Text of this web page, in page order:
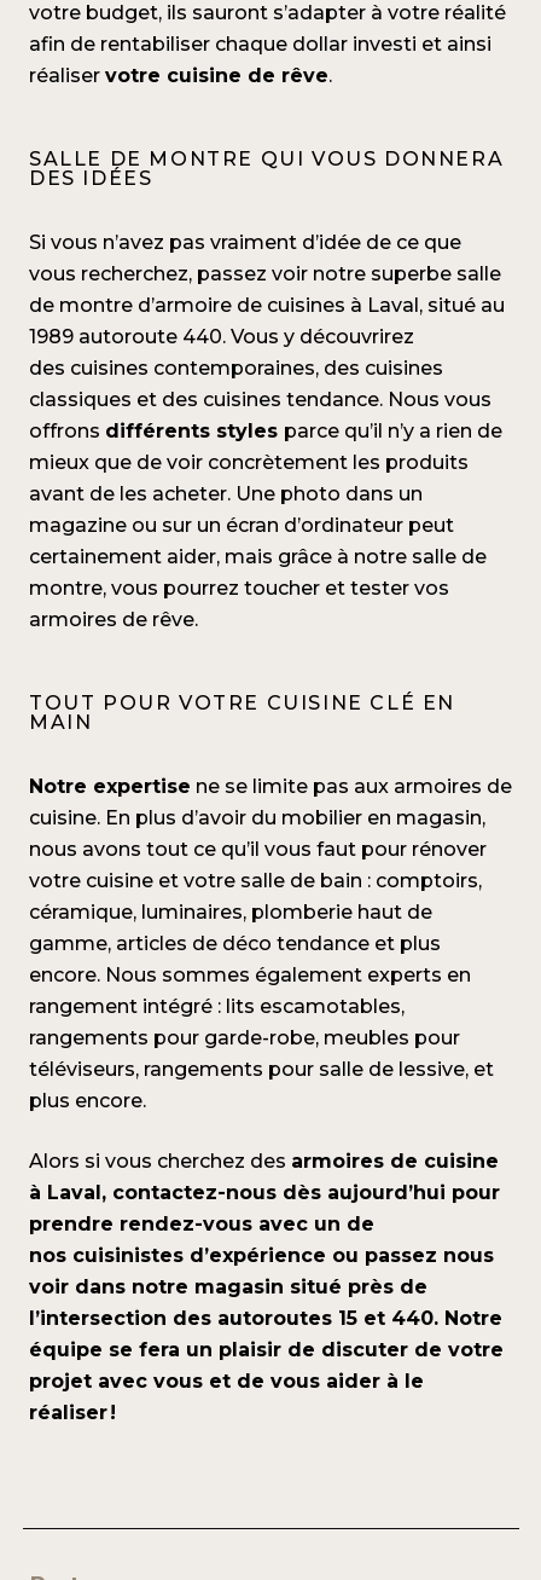
votre budget, ils sauront s’adapter à votre réalité
afin de rentabiliser chaque dollar investi et ainsi
réaliser votre cuisine de rêve.
SALLE DE MONTRE QUI VOUS DONNERA
DES IDÉES
Si vous n’avez pas vraiment d’idée de ce que
vous recherchez, passez voir notre superbe salle
de montre d’armoire de cuisines à Laval, situé au
1989 autoroute 440. Vous y découvrirez
des cuisines contemporaines, des cuisines
classiques et des cuisines tendance. Nous vous
offrons différents styles parce qu’il n’y a rien de
mieux que de voir concrètement les produits
avant de les acheter. Une photo dans un
magazine ou sur un écran d’ordinateur peut
certainement aider, mais grâce à notre salle de
montre, vous pourrez toucher et tester vos
armoires de rêve.
TOUT POUR VOTRE CUISINE CLÉ EN
MAIN
Notre expertise ne se limite pas aux armoires de
cuisine. En plus d’avoir du mobilier en magasin,
nous avons tout ce qu’il vous faut pour rénover
votre cuisine et votre salle de bain : comptoirs,
céramique, luminaires, plomberie haut de
gamme, articles de déco tendance et plus
encore. Nous sommes également experts en
rangement intégré : lits escamotables,
rangements pour garde-robe, meubles pour
téléviseurs, rangements pour salle de lessive, et
plus encore.
Alors si vous cherchez des armoires de cuisine
à Laval, contactez-nous dès aujourd’hui pour
prendre rendez-vous avec un de
nos cuisinistes d’expérience ou passez nous
voir dans notre magasin situé près de
l’intersection des autoroutes 15 et 440. Notre
équipe se fera un plaisir de discuter de votre
projet avec vous et de vous aider à le
réaliser!